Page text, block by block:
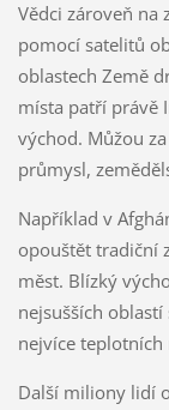
Vědci zároveň na
pomocí satelitů
oblastech Země
místa patří právě
východ. Můžou
průmysl,
Například v
opouštět tradiční
měst. Blízký
nejsušších
nejvíce teplotních
Další miliony lidí